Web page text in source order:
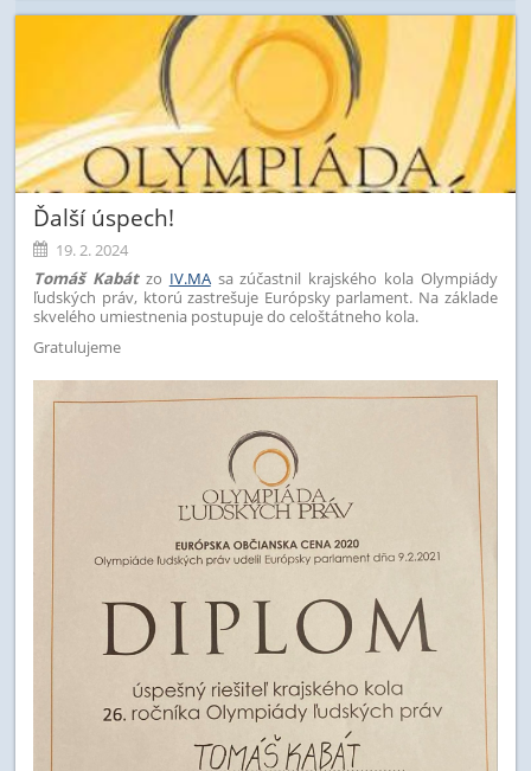
Ďalší úspech!
19. 2. 2024
Tomáš Kabátzo IV.MA sa zúčastnil krajského kola Olympiády
ľudských práv, ktorú zastrešuje Európsky parlament. Na základe
skvelého umiestnenia postupuje do celoštátneho kola.
Gratulujeme